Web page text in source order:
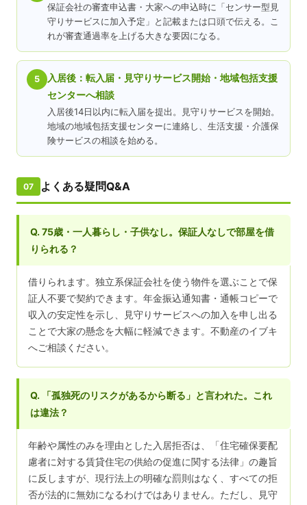
保証会社の審査申込書・大家への申込時に「センサー型見
守りサービスに加入予定」と記載または口頭で伝える。こ
れが審査通過率を上げる大きな要因になる。
5
入居後：転入届・見守りサービス開始・地域包括支援
センターへ相談
入居後14日以内に転入届を提出。見守りサービスを開始。
地域の地域包括支援センターに連絡し、生活支援・介護保
険サービスの相談を始める。
07 よくある疑問Q&A
Q. 75歳・一人暮らし・子供なし。保証人なしで部屋を借
りられる？
借りられます。独立系保証会社を使う物件を選ぶことで保
証人不要で契約できます。年金振込通知書・通帳コピーで
収入の安定性を示し、見守りサービスへの加入を申し出る
ことで大家の懸念を大幅に軽減できます。不動産のイブキ
へご相談ください。
Q. 「孤独死のリスクがあるから断る」と言われた。これ
は違法？
年齢や属性のみを理由とした入居拒否は、「住宅確保要配
慮者に対する賃貸住宅の供給の促進に関する法律」の趣旨
に反しますが、現行法上の明確な罰則はなく、すべての拒
否が法的に無効になるわけではありません。ただし、見守